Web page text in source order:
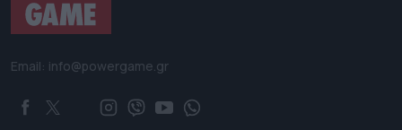
Email: info@powergame.gr